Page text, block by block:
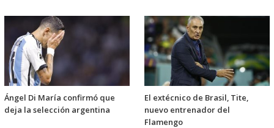
Ángel Di María confirmó que
deja la selección argentina
El extécnico de Brasil, Tite,
nuevo entrenador del
Flamengo